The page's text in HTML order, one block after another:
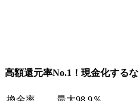
高額還元率No.1！現金化する